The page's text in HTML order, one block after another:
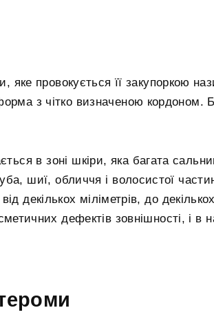
яке провокується її закупоркою
з чітко визначеною кордоном.
в зоні шкіри, яка багата
шиї, обличчя і волосистої
декількох міліметрів, до декількох
дефектів зовнішності, і в